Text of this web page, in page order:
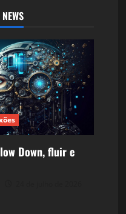
Down, fluir e